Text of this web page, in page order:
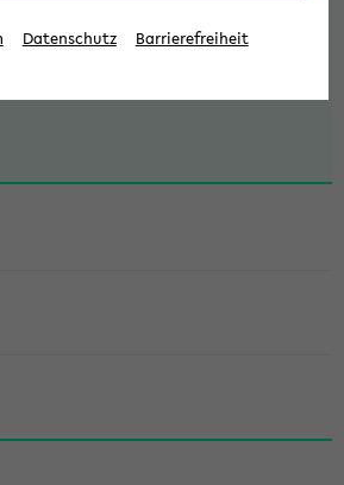
Datenschutz Barrierefreiheit